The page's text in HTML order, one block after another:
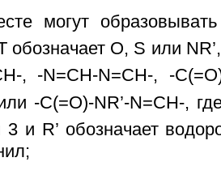
могут
обозначает О, S или
, -N=CH-N=CH-, -
-C(=O)-NR’-N=CH-,
и R’ обозначает